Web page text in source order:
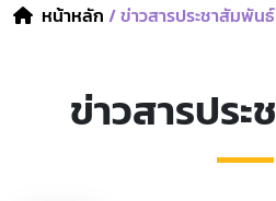
หน้าหลัก / ข่าวสารประชาสัมพันธ์
ข่าวสารปร